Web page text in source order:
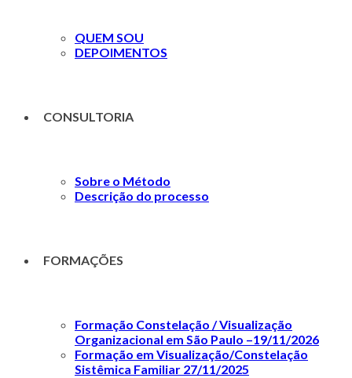
QUEM SOU
DEPOIMENTOS
CONSULTORIA
Sobre o Método
Descrição do processo
FORMAÇÕES
Formação Constelação / Visualização
Organizacional em São Paulo –19/11/2026
Formação em Visualização/Constelação
Sistêmica Familiar 27/11/2025